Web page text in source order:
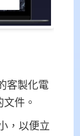
客製化電
件。
，以便立